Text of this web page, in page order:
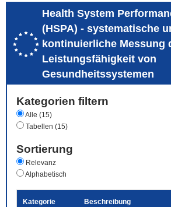
auch in allen Texten suchen (Volltextsuche)
auch Synonyme einbeziehen
auch ähnlich geschriebenes einbeziehen
Health System
(HSPA) - systematische
kontinuierliche Messung
Leistungsfähigkeit von
Gesundheitssystemen
Kategorien filtern
Alle (15)
Tabellen (15)
Sortierung
Relevanz
Alphabetisch
Kategorie Beschreibung